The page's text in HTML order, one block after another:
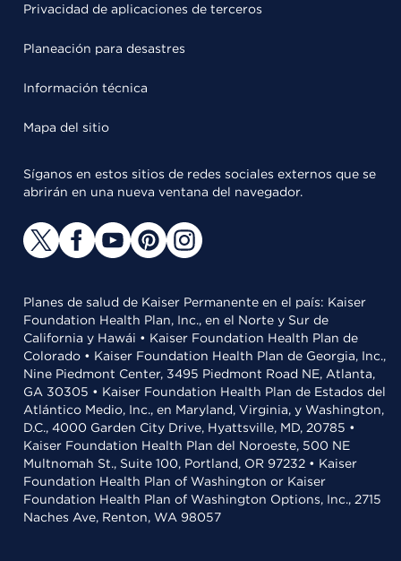
Privacidad de aplicaciones de terceros
Planeación para desastres
Información técnica
Mapa del sitio
Síganos en estos sitios de redes sociales externos que se
abrirán en una nueva ventana del navegador.
Planes de salud de Kaiser Permanente en el país: Kaiser
Foundation Health Plan, Inc., en el Norte y Sur de
California y Hawái • Kaiser Foundation Health Plan de
Colorado • Kaiser Foundation Health Plan de Georgia, Inc.,
Nine Piedmont Center, 3495 Piedmont Road NE, Atlanta,
GA 30305 • Kaiser Foundation Health Plan de Estados del
Atlántico Medio, Inc., en Maryland, Virginia, y Washington,
D.C., 4000 Garden City Drive, Hyattsville, MD, 20785 •
Kaiser Foundation Health Plan del Noroeste, 500 NE
Multnomah St., Suite 100, Portland, OR 97232 • Kaiser
Foundation Health Plan of Washington or Kaiser
Foundation Health Plan of Washington Options, Inc., 2715
Naches Ave, Renton, WA 98057